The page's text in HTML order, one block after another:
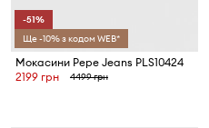
-51%
Ще -10% з кодом WEB*
Мокасини Pepe Jeans PLS10424
2199 грн
4499 грн